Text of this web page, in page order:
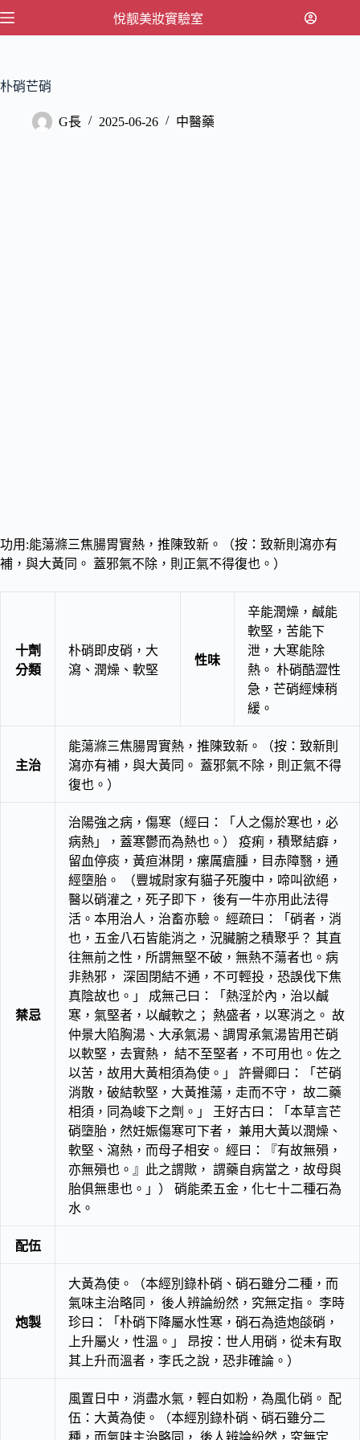
跳
內
悅靓美妝實驗室
朴硝芒硝
G長 2025-06-26 中醫藥
功用:能蕩滌三焦腸胃實熱，推陳致新。（按：致新則瀉亦有
補，與大黃同。 蓋邪氣不除，則正氣不得復也。）
十劑
分類
朴硝即皮硝，大
瀉、潤燥、軟堅
性味
辛能潤燥，鹹能
軟堅，苦能下
泄，大寒能除
熱。 朴硝酷澀性
急，芒硝經煉稍
緩。
主治
能蕩滌三焦腸胃實熱，推陳致新。（按：致新則
瀉亦有補，與大黃同。 蓋邪氣不除，則正氣不得
復也。）
禁忌
治陽強之病，傷寒（經曰：「人之傷於寒也，必
病熱」，蓋寒鬱而為熱也。） 疫痢，積聚結癖，
留血停痰，黃疸淋閉，瘰厲瘡腫，目赤障翳，通
經墮胎。 （豐城尉家有貓子死腹中，啼叫欲絕，
醫以硝灌之，死子即下， 後有一牛亦用此法得
活。本用治人，治畜亦驗。 經疏曰：「硝者，消
也，五金八石皆能消之，況臟腑之積聚乎？ 其直
往無前之性，所謂無堅不破，無熱不蕩者也。病
非熱邪， 深固閉結不通，不可輕投，恐誤伐下焦
真陰故也。」 成無己曰：「熱淫於內，治以鹹
寒，氣堅者，以鹹軟之； 熱盛者，以寒消之。 故
仲景大陷胸湯、大承氣湯、調胃承氣湯皆用芒硝
以軟堅，去實熱， 結不至堅者，不可用也。佐之
以苦，故用大黃相須為使。」 許譽卿曰：「芒硝
消散，破結軟堅，大黃推蕩，走而不守， 故二藥
相須，同為峻下之劑。」 王好古曰：「本草言芒
硝墮胎，然妊娠傷寒可下者， 兼用大黃以潤燥、
軟堅、瀉熱，而母子相安。 經曰：『有故無殞，
亦無殞也。』此之謂歟， 謂藥自病當之，故母與
胎俱無患也。」） 硝能柔五金，化七十二種石為
水。
配伍
炮製
大黃為使。（本經別錄朴硝、硝石雖分二種，而
氣味主治略同， 後人辨論紛然，究無定指。 李時
珍曰：「朴硝下降屬水性寒，硝石為造炮燄硝，
上升屬火，性溫。」 昂按：世人用硝，從未有取
其上升而溫者，李氏之說，恐非確論。）
風置日中，消盡水氣，輕白如粉，為風化硝。 配
伍：大黃為使。（本經別錄朴硝、硝石雖分二
種，而氣味主治略同， 後人辨論紛然，究無定